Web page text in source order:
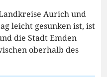
Aurich und
leicht gesunken ist, ist
die Stadt Emden
oberhalb des